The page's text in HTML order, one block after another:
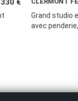
330 €
Grand studio
avec